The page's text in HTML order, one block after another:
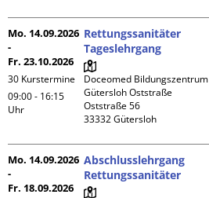
Mo. 14.09.2026
-
Fr. 23.10.2026
30 Kurstermine
09:00 - 16:15
Uhr
Rettungssanitäter
Tageslehrgang
Doceomed Bildungszentrum
Gütersloh Oststraße
Oststraße 56
Mo. 14.09.2026
-
Fr. 18.09.2026
Abschlusslehrgang
Rettungssanitäter